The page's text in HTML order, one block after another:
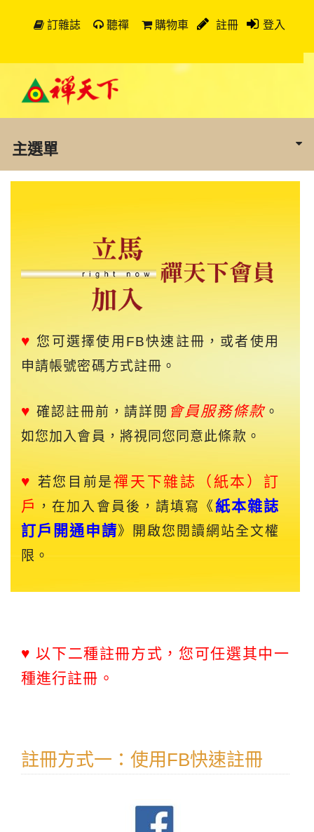
訂雜誌 聽禪 購物車 註冊 登入
主選單
♥ 您可選擇使用FB快速註冊，或者使用
申請帳號密碼方式註冊。
♥ 確認註冊前，請詳閱 會員服務條款。
如您加入會員，將視同您同意此條款。
♥ 若您目前是禪天下雜誌（紙本）訂
戶 ，在加入會員後，請填寫《紙本雜誌
訂戶開通申請》開啟您閱讀網站全文權
限。
♥ 以下二種註冊方式，您可任選其中一
種進行註冊。
註冊方式一：使用FB快速註冊